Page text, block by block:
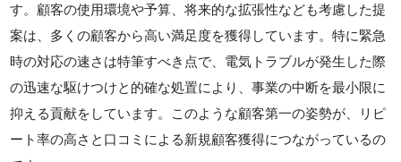
す。顧客の使用環境や予算、将来的な拡張性なども考慮した提
案は、多くの顧客から高い満足度を獲得しています。特に緊急
時の対応の速さは特筆すべき点で、電気トラブルが発生した際
の迅速な駆けつけと的確な処置により、事業の中断を最小限に
抑える貢献をしています。このような顧客第一の姿勢が、リピ
ート率の高さと口コミによる新規顧客獲得につながっているの